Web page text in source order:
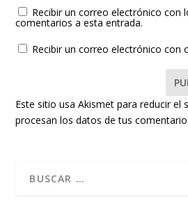
Recibir un correo electrónico con
comentarios a esta entrada.
Recibir un correo electrónico con
Este sitio usa Akismet para reducir el
procesan los datos de tus